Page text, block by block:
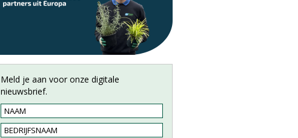
Meld je aan voor onze digitale
nieuwsbrief.